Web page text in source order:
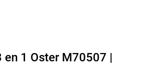
en 1 Oster M70507 |